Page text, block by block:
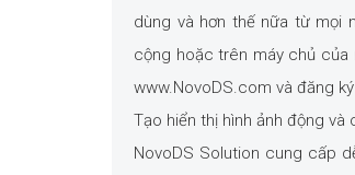
dùng và hơn thế nữa từ mọi
cộng hoặc trên máy chủ của
www.NovoDS.com và đăng
Tạo hiển thị hình ảnh động
NovoDS Solution cung cấp